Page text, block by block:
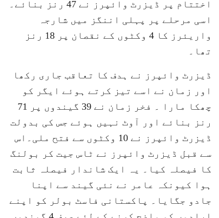
اختتام پر ڈیزرٹ وائپرز نے 47 رنز بنائے۔
اسی مرحلے پر پہلی اننگز میں شارجہ
واریئرز کا 4 وکٹوں کے نقصان پر 18 رنز
تھا۔
ڈیزرٹ وائپرز نے ہدف کا تعاقب جاری رکھا
اور زمان نے اسے تیز کرتے ہوئے ایگر کو
چھکا مارا ۔ فخر زمان نے 39 گیندوں پر 71
رنز بنائے اور آوٹ نہیں ہوئے جس کی بدولت
ڈیزرٹ وائپرز نے 10 وکٹوں سے فتح ملی۔اس
سے قبل ڈیزرٹ وائپرز نے ٹاس جیت کر بولنگ
کا فیصلہ کیا۔ یہ ایک شاندار فیصلہ ثابت
ہوا کیونکہ عامر نے نئی گیند سے اپنا
جادو جگایا۔ پاکستانی فاسٹ بولر کو اپنے